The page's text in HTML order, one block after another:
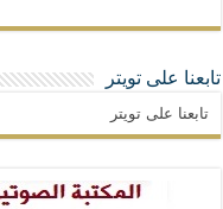
تابعنا على تويتر
تابعنا على تويتر